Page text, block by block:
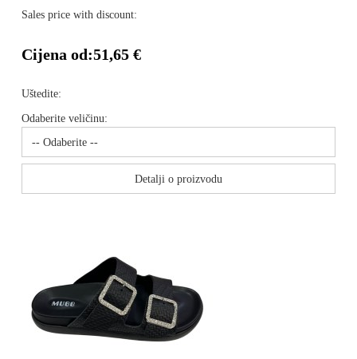
Sales price with discount:
Cijena od:51,65 €
Uštedite:
Odaberite veličinu:
Detalji o proizvodu